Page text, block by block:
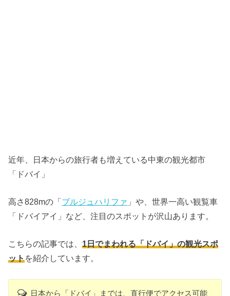
近年、日本からの旅行者も増えている中東の観光都市
「ドバイ」
高さ828mの「ブルジュハリファ 」や、世界一高い観覧車
「ドバイアイ」など、注目のスポットが沢山あります。
こちらの記事では、1日でまわれる「ドバイ」の観光スポ
ットを紹介しています。
日本から「ドバイ」までは、直行便でアクセス可能